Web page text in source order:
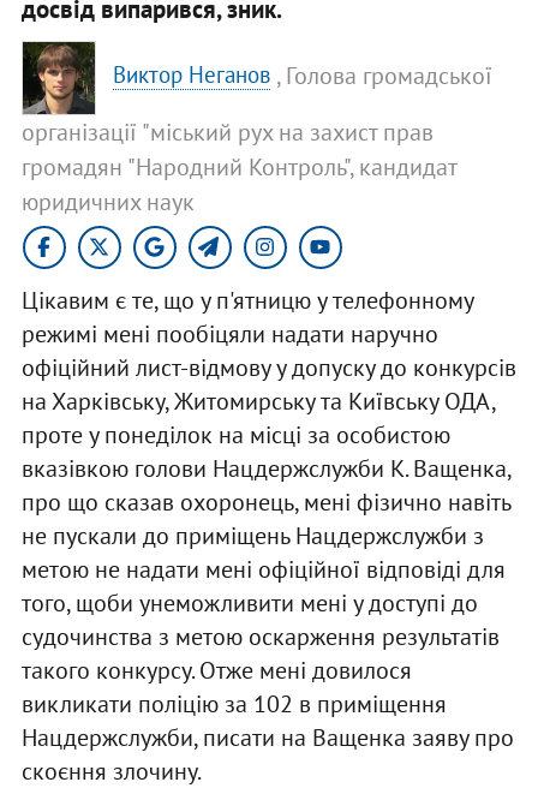
досвід випарився, зник.
Виктор Неганов , Голова громадської
організації "міський рух на захист прав
громадян "Народний Контроль", кандидат
юридичних наук
Цікавим є те, що у п'ятницю у телефонному
режимі мені пообіцяли надати наручно
офіційний лист-відмову у допуску до конкурсів
на Харківську, Житомирську та Київську ОДА,
проте у понеділок на місці за особистою
вказівкою голови Нацдержслужби К. Ващенка,
про що сказав охоронець, мені фізично навіть
не пускали до приміщень Нацдержслужби з
метою не надати мені офіційної відповіді для
того, щоби унеможливити мені у доступі до
судочинства з метою оскарження результатів
такого конкурсу. Отже мені довилося
викликати поліцію за 102 в приміщення
Нацдержслужби, писати на Ващенка заяву про
скоєння злочину.